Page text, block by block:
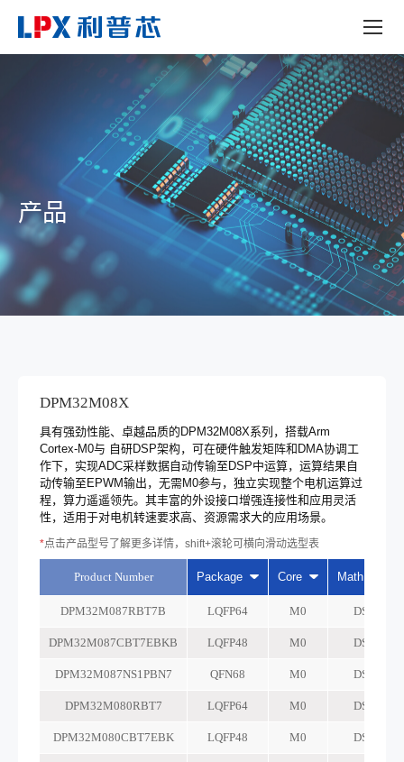
产品
DPM32M08X
具有强劲性能、卓越品质的DPM32M08X系列，搭载Arm
Cortex-M0与 自研DSP架构，可在硬件触发矩阵和DMA协调工
作下，实现ADC采样数据自动传输至DSP中运算，运算结果自
动传输至EPWM输出，无需M0参与，独立实现整个电机运算过
程，算力遥遥领先。其丰富的外设接口增强连接性和应用灵活
性，适用于对电机转速要求高、资源需求大的应用场景。
*点击产品型号了解更多详情，shift+滚轮可横向滑动选型表